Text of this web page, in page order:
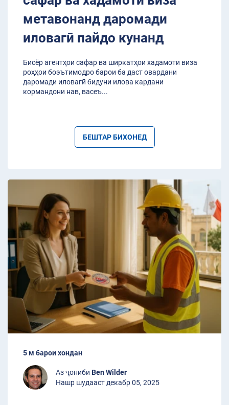
метавонанд даромади
иловагӣ пайдо кунанд
Бисёр агентҳои сафар ва ширкатҳои хадамоти виза
роҳҳои боэътимодро барои ба даст овардани
даромади иловагӣ бидуни илова кардани
кормандони нав, васеъ...
БЕШТАР БИХОНЕД
5 м барои хондан
Аз ҷониби Ben Wilder
Нашр шудааст декабр 05, 2025